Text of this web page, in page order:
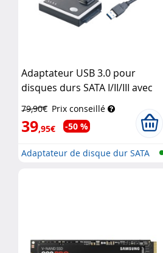
Adaptateur USB 3.0 pour
disques durs SATA I/II/III avec
fonction clonage Xystec
79,90€ Prix conseillé
39,95€ -50 %
Adaptateur de disque dur SATA